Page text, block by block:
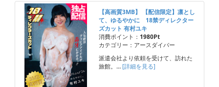
【高画質3MB】 【配信限定】凛とし
て、ゆるやかに 18禁ディレクター
ズカット 有村ユキ
消費ポイント： 1980Pt
カテゴリー：アースダイバー
派遣会社より依頼を受けて、訪れた
旅館。… [詳細を見る]